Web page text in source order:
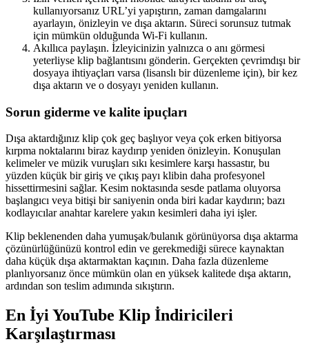
kullanıyorsanız URL’yi yapıştırın, zaman damgalarını
ayarlayın, önizleyin ve dışa aktarın. Süreci sorunsuz tutmak
için mümkün olduğunda Wi-Fi kullanın.
Akıllıca paylaşın. İzleyicinizin yalnızca o anı görmesi
yeterliyse klip bağlantısını gönderin. Gerçekten çevrimdışı bir
dosyaya ihtiyaçları varsa (lisanslı bir düzenleme için), bir kez
dışa aktarın ve o dosyayı yeniden kullanın.
Sorun giderme ve kalite ipuçları
Dışa aktardığınız klip çok geç başlıyor veya çok erken bitiyorsa
kırpma noktalarını biraz kaydırıp yeniden önizleyin. Konuşulan
kelimeler ve müzik vuruşları sıkı kesimlere karşı hassastır, bu
yüzden küçük bir giriş ve çıkış payı klibin daha profesyonel
hissettirmesini sağlar. Kesim noktasında sesde patlama oluyorsa
başlangıcı veya bitişi bir saniyenin onda biri kadar kaydırın; bazı
kodlayıcılar anahtar karelere yakın kesimleri daha iyi işler.
Klip beklenenden daha yumuşak/bulanık görünüyorsa dışa aktarma
çözünürlüğünüzü kontrol edin ve gerekmediği sürece kaynaktan
daha küçük dışa aktarmaktan kaçının. Daha fazla düzenleme
planlıyorsanız önce mümkün olan en yüksek kalitede dışa aktarın,
ardından son teslim adımında sıkıştırın.
En İyi YouTube Klip İndiricileri
Karşılaştırması